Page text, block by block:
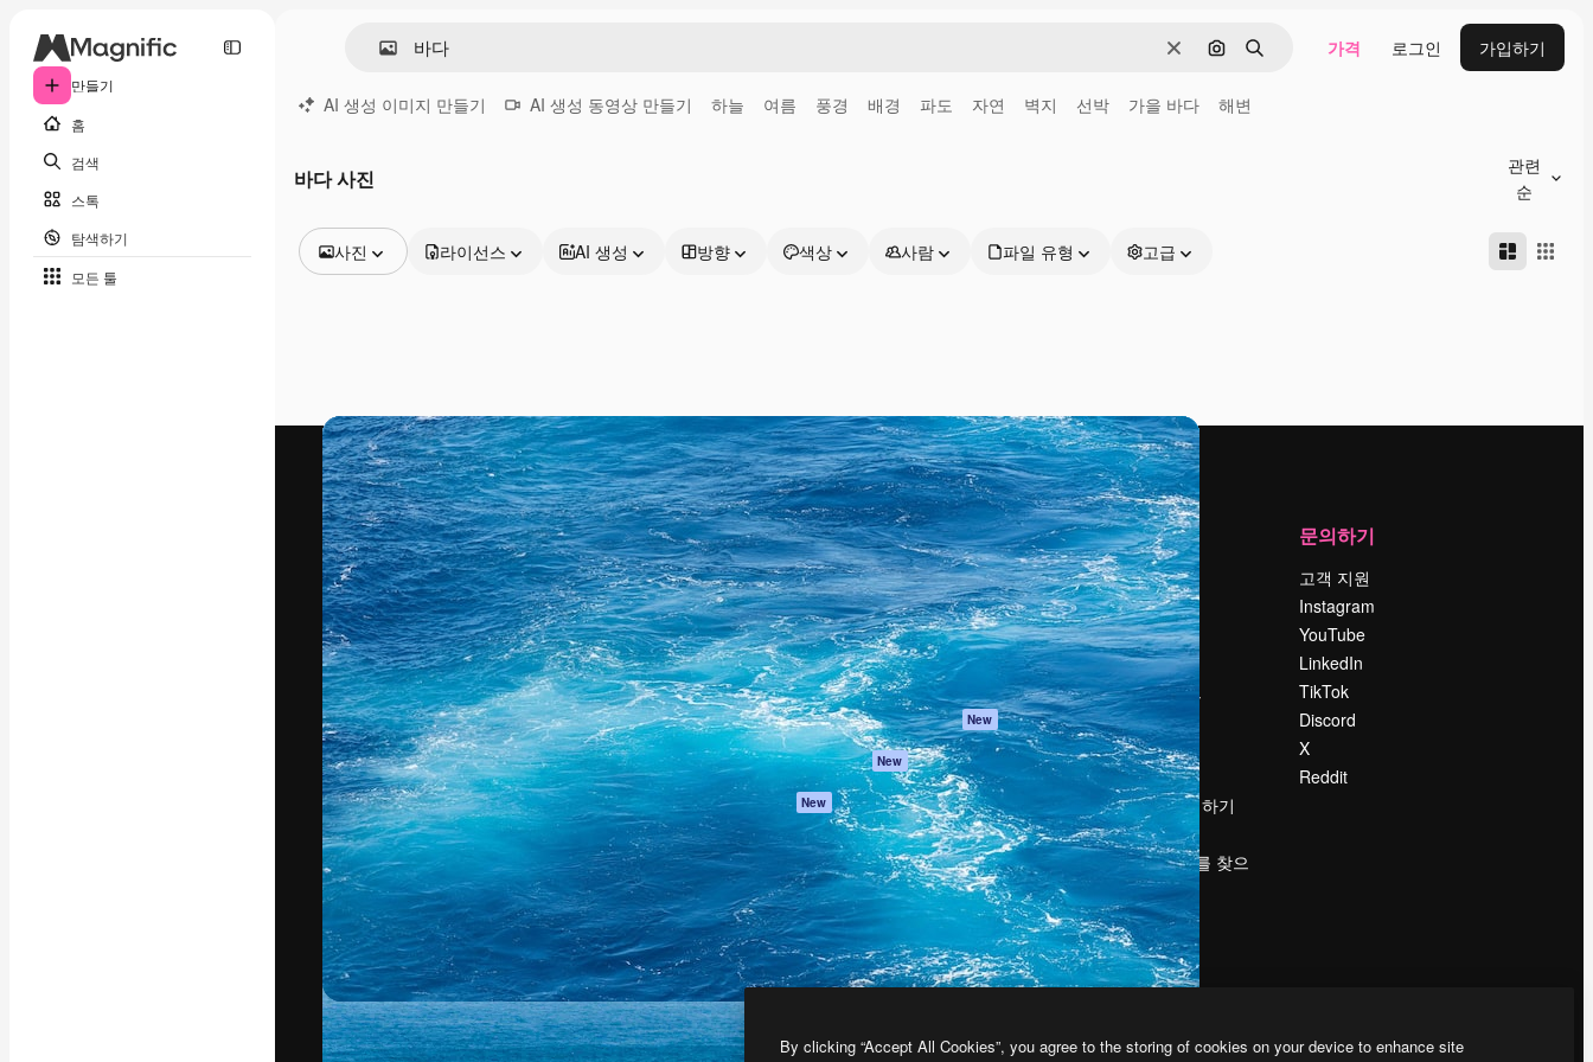
만들기
홈
검색
스톡
탐색하기
모든 툴
지우기이미지로 검색
검색 가격 로그인 가입하기
AI 생성 이미지 만들기 AI 생성 동영상 만들기 하늘 여름 풍경 배경 파도 자연 벽지 선박 가을 바다 해변
바다 사진
관련
순
사진
동영상
영상 클립
모션 그래픽
동영상 템플릿
아이콘
3D 모델
글꼴
라이선스 AI 생성 방향 색상 사람 파일 유형 고급
최고의 결과물을 이끌어내는 크리에이티브
플랫폼. 크리에이터, 엔터프라이즈, 에이전시,
스튜디오를 아우르는 100만 명 이상의 구독
자.
한국어
프로덕트
Spaces
AI 어시스턴트
AI 이미지 생성기
AI 동영상 생성기
AI 텍스트 음성 변환
스톡 콘텐츠
Claude/ChatGPT
용 MCP
New
Agents New
API
모바일 앱
모든 Magnific 툴
시작하기
Academy
문서
지원
이용 약관
개인정보 보호 정책
원본 New
쿠키 정책
Trust Center
제휴 파트너
비지니스
회사
가격
회사 소개
Reviews
채용 정보
검색 트렌드
블로그
이벤트
Slidesgo
콘텐츠 판매하기
프레스룸
magnific.ai를 찾으
시나요?
문의하기
고객 지원
Instagram
YouTube
LinkedIn
TikTok
Discord
X
Reddit
Copyright © 2010-2026 Freepik Company S.L.U.모든 권리는 보호 받습니다.
By clicking “Accept All Cookies”, you agree to the storing of cookies on your device to enhance site